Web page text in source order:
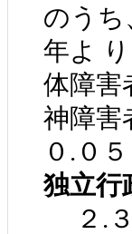
のうち
年よ
体障害
神障害
０.０
独立行
２.３